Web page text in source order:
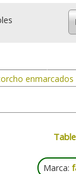
enmarcados
Marca: